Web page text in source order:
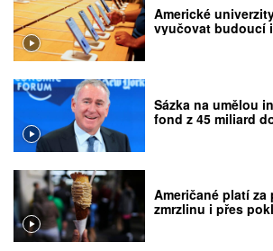
Americké
vyučovat budoucí
Sázka na umělou
fond z 45 miliard
Američané platí za
zmrzlinu i přes